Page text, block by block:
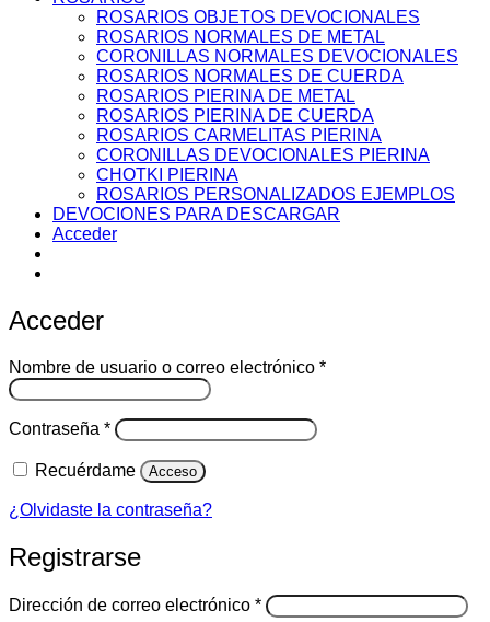
ROSARIOS OBJETOS DEVOCIONALES
ROSARIOS NORMALES DE METAL
CORONILLAS NORMALES DEVOCIONALES
ROSARIOS NORMALES DE CUERDA
ROSARIOS PIERINA DE METAL
ROSARIOS PIERINA DE CUERDA
ROSARIOS CARMELITAS PIERINA
CORONILLAS DEVOCIONALES PIERINA
CHOTKI PIERINA
ROSARIOS PERSONALIZADOS EJEMPLOS
DEVOCIONES PARA DESCARGAR
Acceder
Acceder
Nombre de usuario o correo electrónico *Obligatorio
Contraseña *Obligatorio
Recuérdame Acceso
¿Olvidaste la contraseña?
Registrarse
Dirección de correo electrónico *Obligatorio